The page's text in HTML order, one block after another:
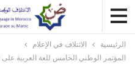
الرئيسية
الائتلاف في الإعلام
المؤتمر الوطني الخامس للغة العربية